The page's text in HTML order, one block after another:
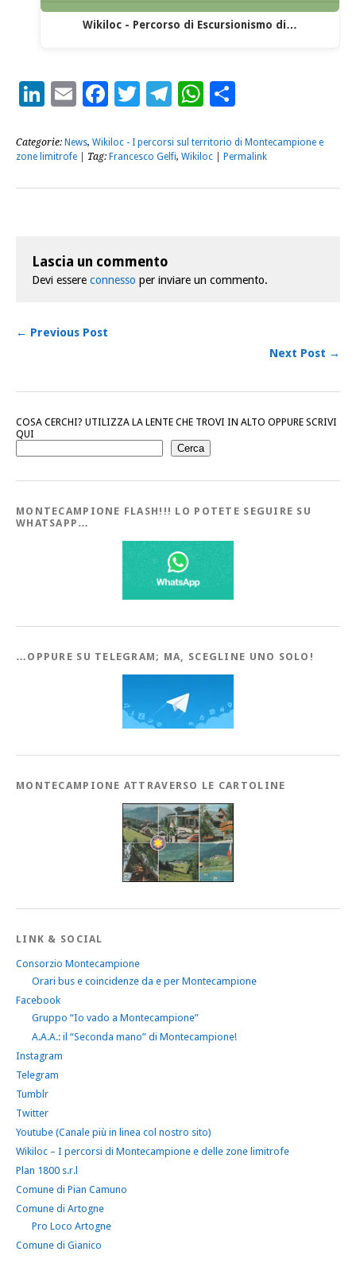
Wikiloc - Percorso di Escursionismo di…
LinkedIn
EmailFacebook
Twitter
Telegram
WhatsApp
Categorie: News, Wikiloc - I percorsi sul territorio di Montecampione e
zone limitrofe | Tag: Francesco Gelfi, Wikiloc Permalink
Lascia un commento
Devi essere connesso per inviare un commento.
← Previous Post
Next Post →
COSA CERCHI? UTILIZZA LA LENTE CHE TROVI IN ALTO OPPURE SCRIVI
QUI
Cerca
MONTECAMPIONE FLASH!!! LO POTETE SEGUIRE SU
WHATSAPP…
…OPPURE SU TELEGRAM; MA, SCEGLINE UNO SOLO!
MONTECAMPIONE ATTRAVERSO LE CARTOLINE
LINK & SOCIAL
Consorzio Montecampione
Orari bus e coincidenze da e per Montecampione
Facebook
Gruppo “Io vado a Montecampione”
A.A.A.: il “Seconda mano” di Montecampione!
Instagram
Telegram
Tumblr
Twitter
Youtube (Canale più in linea col nostro sito)
Wikiloc – I percorsi di Montecampione e delle zone limitrofe
Plan 1800 s.r.l
Comune di Pian Camuno
Comune di Artogne
Pro Loco Artogne
Comune di Gianico